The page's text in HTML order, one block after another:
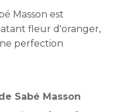
Masson est
fleur d'oranger,
perfection
Sabé Masson